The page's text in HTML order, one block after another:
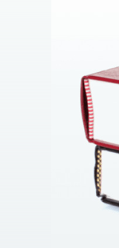
Договор
Договор
Договор
Договор
Договор
Договор
Мы всегда
Мы
вернутся к